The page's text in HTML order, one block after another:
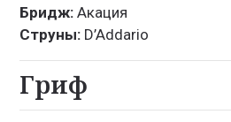
Бридж:Акация
Струны: D’Addario
Гриф